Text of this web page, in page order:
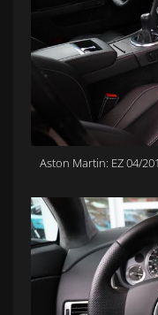
Aston Martin: EZ 04/